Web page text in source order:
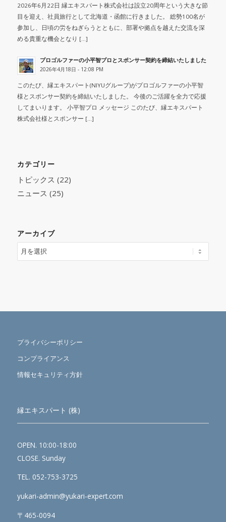
2026年6月22日 縁エキスパート株式会社は設立20周年という大きな節
目を迎え、社員旅行として北海道・函館に行きました。 総勢100名が
参加し、日頃の労をねぎらうとともに、部署や拠点を越えた交流を深
める貴重な機会となり […]
プロゴルファーの小平智プロとスポンサー契約を締結いたしました
2026年4月18日 - 12:08 PM
このたび、縁エキスパート(NIYUグループ)がプロゴルファーの小平智
様とスポンサー契約を締結いたしました。 今後のご活躍を全力で応援
してまいります。 小平智プロ メッセージ このたび、縁エキスパート
株式会社様とスポンサー […]
カテゴリー
トピックス (22)
ニュース (25)
アーカイブ
プライバシーポリシー
コンプライアンス
情報セキュリティ方針
縁エキスパート (株)
OPEN. 10:00-18:00
CLOSE. Sunday
TEL. 052-753-3725
yukari-admin@yukari-expert.com
〒465-0094